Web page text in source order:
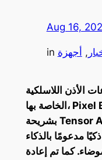
Aug 16,
in , أجهزة
اللاسلكية
الخاصة بها، Pixel Buds Pro 2، والتي تأتي مزودةً
بشريحة Tensor A1 الجديدة كليًا، مما يوفر أداءً
مدعومًا بالذكاء
كما تم إعادة